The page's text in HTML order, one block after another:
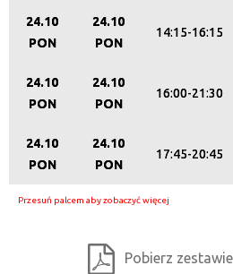
24.10
PON
24.10
PON
14:15-16:15
24.10
PON
24.10
PON
16:00-21:30
24.10
PON
24.10
PON
17:45-20:45
Pobierz